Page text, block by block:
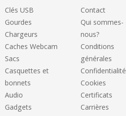
Clés USB
Gourdes
Chargeurs
Caches Webcam
Sacs
Casquettes et
bonnets
Audio
Gadgets
Contact
Qui sommes-
nous?
Conditions
générales
Confidentialité
Cookies
Certificats
Carrières